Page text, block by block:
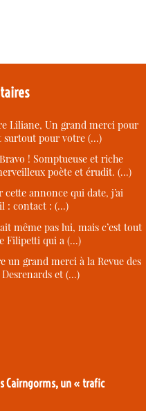
Liliane, Un grand merci pour
surtout pour votre (…)
Bravo ! Somptueuse et riche
poète et érudit. (…)
cette annonce qui date, j’ai
: contact : (…)
même pas lui, mais c’est tout
Filipetti qui a (…)
un grand merci à la Revue des
Desrenards et (…)
Cairngorms, un « trafic